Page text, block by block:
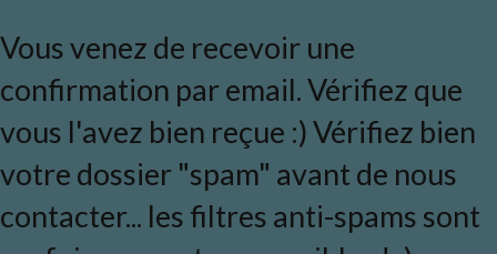
Vous venez de recevoir une
confirmation par email. Vérifiez que
vous l'avez bien reçue :) Vérifiez bien
votre dossier "spam" avant de nous
contacter... les filtres anti-spams sont